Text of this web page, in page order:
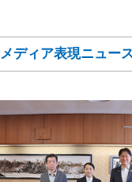
メディア表現ニュー